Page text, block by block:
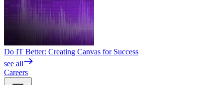
Do IT Better: Creating Canvas for Success
see all
Careers